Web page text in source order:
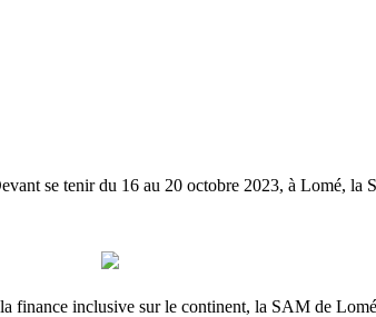
se tenir du 16 au 20 octobre 2023, à Lomé, la
finance inclusive sur le continent, la SAM de